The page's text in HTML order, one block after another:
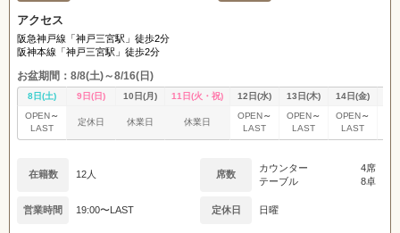
アクセス
阪急神戸線「神戸三宮駅」徒歩2分
阪神本線「神戸三宮駅」徒歩2分
お盆期間：8/8(土)～8/16(日)
8日(土) 9日(日) 10日(月) 11日(火・祝) 12日(水) 13日(木) 14日(金)
OPEN～
LAST
定休日 休業日 休業日
OPEN～
LAST
OPEN～
LAST
OPEN～
LAST
在籍数 12人 席数
カウンター
4席
テーブル
8卓
営業時間 19:00〜LAST 定休日 日曜